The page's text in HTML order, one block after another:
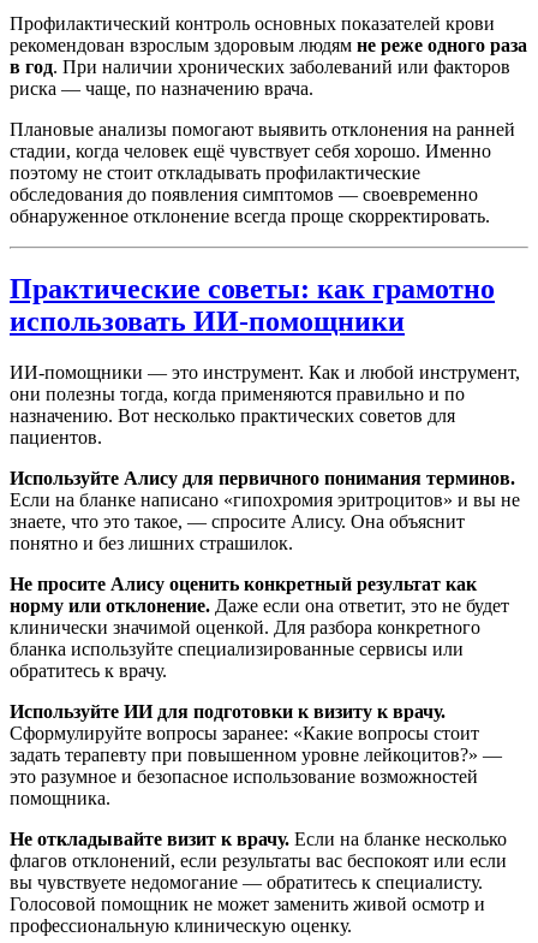
Профилактический контроль основных показателей крови
рекомендован взрослым здоровым людям не реже одного раза
в год. При наличии хронических заболеваний или факторов
риска — чаще, по назначению врача.
Плановые анализы помогают выявить отклонения на ранней
стадии, когда человек ещё чувствует себя хорошо. Именно
поэтому не стоит откладывать профилактические
обследования до появления симптомов — своевременно
обнаруженное отклонение всегда проще скорректировать.
Практические советы: как грамотно
использовать ИИ-помощники
ИИ-помощники — это инструмент. Как и любой инструмент,
они полезны тогда, когда применяются правильно и по
назначению. Вот несколько практических советов для
пациентов.
Используйте Алису для первичного понимания терминов.
Если на бланке написано «гипохромия эритроцитов» и вы не
знаете, что это такое, — спросите Алису. Она объяснит
понятно и без лишних страшилок.
Не просите Алису оценить конкретный результат как
норму или отклонение. Даже если она ответит, это не будет
клинически значимой оценкой. Для разбора конкретного
бланка используйте специализированные сервисы или
обратитесь к врачу.
Используйте ИИ для подготовки к визиту к врачу.
Сформулируйте вопросы заранее: «Какие вопросы стоит
задать терапевту при повышенном уровне лейкоцитов?» —
это разумное и безопасное использование возможностей
помощника.
Не откладывайте визит к врачу. Если на бланке несколько
флагов отклонений, если результаты вас беспокоят или если
вы чувствуете недомогание — обратитесь к специалисту.
Голосовой помощник не может заменить живой осмотр и
профессиональную клиническую оценку.